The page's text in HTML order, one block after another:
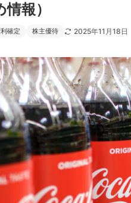
報）
確定 株主優待 2025年11月18日